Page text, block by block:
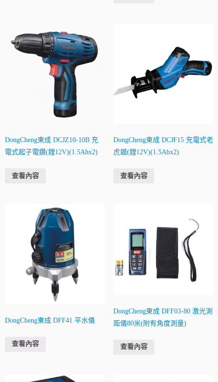
DongCheng東成 DCJZ10-10B 充
電式起子電鑽(鋰12V)(1.5Ahx2)
查看內容
DongCheng東成 DCJF15 充電式老
虎鋸(鋰12V)(1.5Ahx2)
查看內容
DongCheng東成 DFF41 平水儀
查看內容
DongCheng東成 DFF03-80 激光測
距儀80米(附有角度測量)
查看內容